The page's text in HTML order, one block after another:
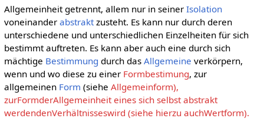
Allgemeinheit getrennt, allem nur in seiner Isolation
voneinander abstraktzusteht. Es kann nur durch deren
unterschiedene und unterschiedlichen Einzelheiten für sich
bestimmt auftreten. Es kann aber auch eine durch sich
mächtige Bestimmung durch das Allgemeine verkörpern,
wenn und wo diese zu einer Formbestimung, zur
allgemeinen Form (siehe Allgemeinform),
zurFormderAllgemeinheit eines sich selbst abstrakt
werdendenVerhältnisseswird (siehe hierzu auchWertform).